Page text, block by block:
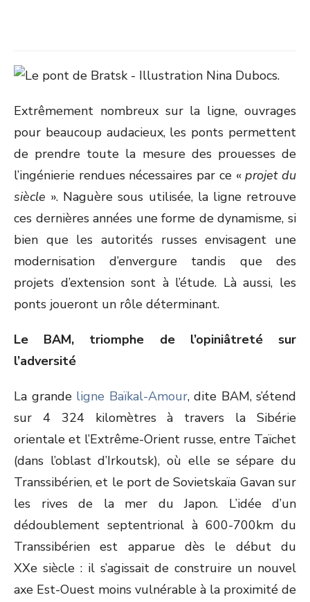
Extrêmement nombreux sur la ligne, ouvrages
pour beaucoup audacieux, les ponts permettent
de prendre toute la mesure des prouesses de
l’ingénierie rendues nécessaires par ce «projet du
siècle ». Naguère sous utilisée, la ligne retrouve
ces dernières années une forme de dynamisme, si
bien que les autorités russes envisagent une
modernisation d’envergure tandis que des
projets d’extension sont à l’étude. Là aussi, les
ponts joueront un rôle déterminant.
Le BAM, triomphe de l’opiniâtreté sur
l’adversité
La grande ligne Baïkal-Amour, dite BAM, s’étend
sur 4 324 kilomètres à travers la Sibérie
orientale et l’Extrême-Orient russe, entre Taïchet
(dans l’oblast d’Irkoutsk), où elle se sépare du
Transsibérien, et le port de Sovietskaïa Gavan sur
les rives de la mer du Japon. L’idée d’un
dédoublement septentrional à 600-700km du
Transsibérien est apparue dès le début du
XXe siècle : il s’agissait de construire un nouvel
axe Est-Ouest moins vulnérable à la proximité de